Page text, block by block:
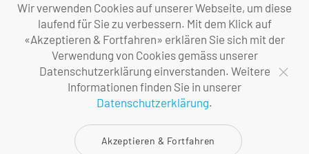
Firma
Über uns
Ihre Ansprechpersonen
Impressum
Wir verwenden Cookies auf unserer Webseite, um diese
laufend für Sie zu verbessern. Mit dem Klick auf
«Akzeptieren & Fortfahren» erklären Sie sich mit der
Verwendung von Cookies gemäss unserer
Datenschutzerklärung einverstanden. Weitere
Informationen finden Sie in unserer
Datenschutzerklärung.
Akzeptieren & Fortfahren